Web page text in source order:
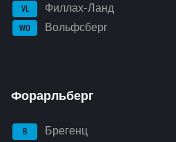
VL Филлах-Ланд
WO Вольфсберг
Форарльберг
B Брегенц